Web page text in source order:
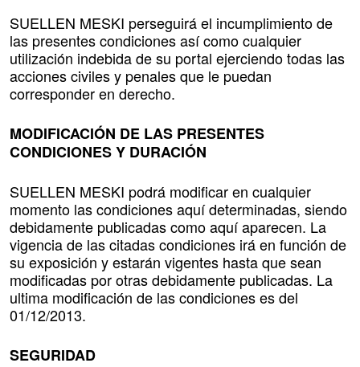
SUELLEN MESKI perseguirá el incumplimiento de
las presentes condiciones así como cualquier
utilización indebida de su portal ejerciendo todas las
acciones civiles y penales que le puedan
corresponder en derecho.
MODIFICACIÓN DE LAS PRESENTES
CONDICIONES Y DURACIÓN
SUELLEN MESKI podrá modificar en cualquier
momento las condiciones aquí determinadas, siendo
debidamente publicadas como aquí aparecen. La
vigencia de las citadas condiciones irá en función de
su exposición y estarán vigentes hasta que sean
modificadas por otras debidamente publicadas. La
ultima modificación de las condiciones es del
01/12/2013.
SEGURIDAD